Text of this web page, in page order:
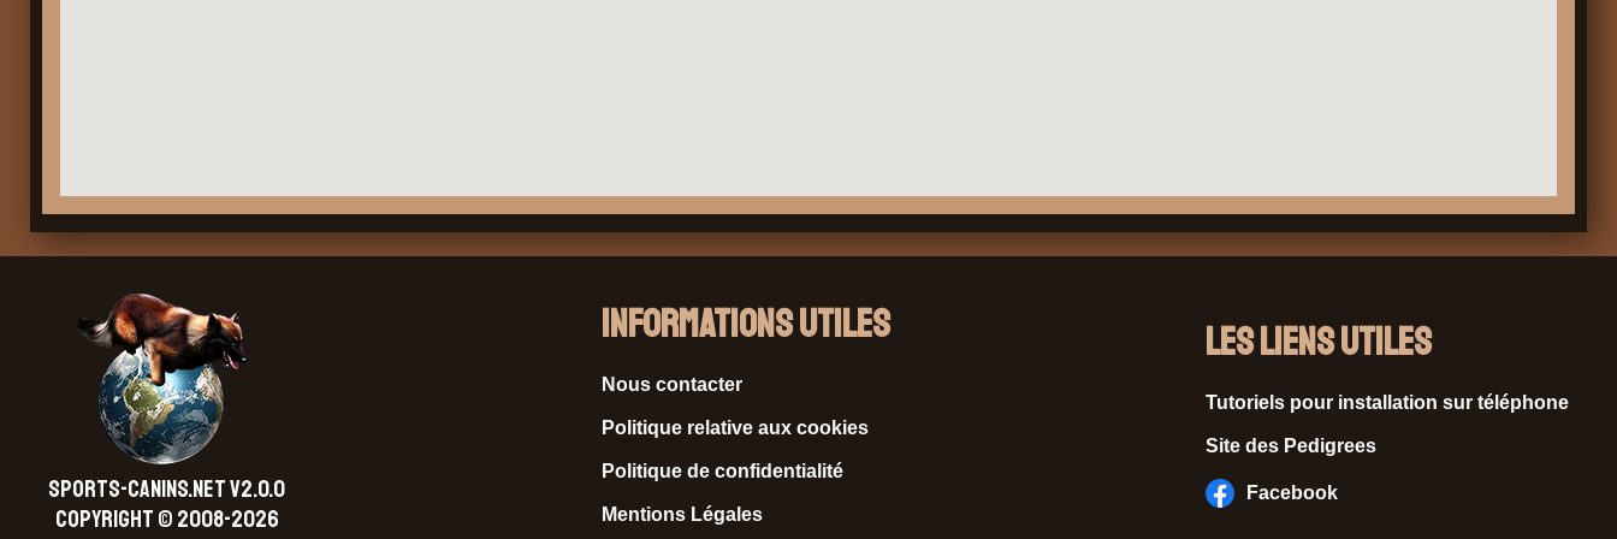
SPORTS-CANINS.NET V2.0.0
Copyright © 2008-2026
Informations Utiles
Nous contacter
Politique relative aux cookies
Politique de confidentialité
Mentions Légales
Les liens utiles
Tutoriels pour installation sur téléphone
Site des Pedigrees
Facebook